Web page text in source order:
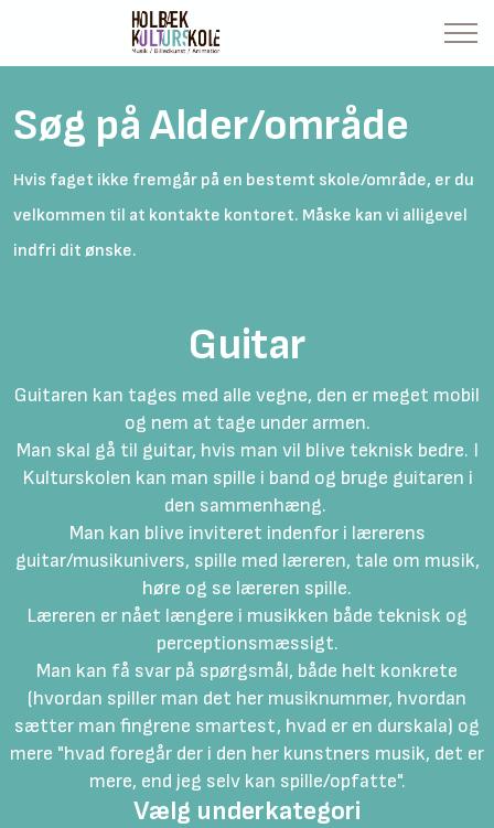
Søg på Alder/område
Hvis faget ikke fremgår på en bestemt skole/område, er du
velkommen til at kontakte kontoret. Måske kan vi alligevel
indfri dit ønske.
Guitar
Guitaren kan tages med alle vegne, den er meget mobil
og nem at tage under armen.
Man skal gå til guitar, hvis man vil blive teknisk bedre. I
Kulturskolen kan man spille i band og bruge guitaren i
den sammenhæng.
Man kan blive inviteret indenfor i lærerens
guitar/musikunivers, spille med læreren, tale om musik,
høre og se læreren spille.
Læreren er nået længere i musikken både teknisk og
perceptionsmæssigt.
Man kan få svar på spørgsmål, både helt konkrete
(hvordan spiller man det her musiknummer, hvordan
sætter man fingrene smartest, hvad er en durskala) og
mere "hvad foregår der i den her kunstners musik, det er
mere, end jeg selv kan spille/opfatte".
Vælg underkategori